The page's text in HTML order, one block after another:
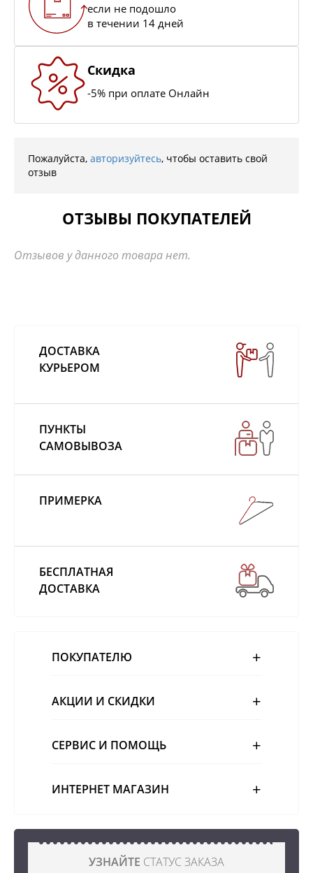
если не подошло
в течении 14 дней
Скидка
-5% при оплате Онлайн
Пожалуйста, авторизуйтесь, чтобы оставить свой
отзыв
ОТЗЫВЫ ПОКУПАТЕЛЕЙ
Отзывов у данного товара нет.
ДОСТАВКА
КУРЬЕРОМ
ПУНКТЫ
САМОВЫВОЗА
ПРИМЕРКА
БЕСПЛАТНАЯ
ДОСТАВКА
ПОКУПАТЕЛЮ
АКЦИИ И СКИДКИ
СЕРВИС И ПОМОЩЬ
ИНТЕРНЕТ МАГАЗИН
УЗНАЙТЕ СТАТУС ЗАКАЗА